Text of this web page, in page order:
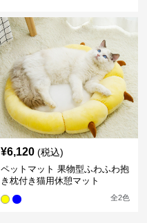
¥6,120 (税込)
ペットマット 果物型ふわふわ抱
き枕付き猫用休憩マット
全2色